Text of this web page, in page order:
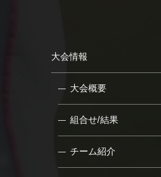
大会情報
大会概要
組合せ/結果
チーム紹介